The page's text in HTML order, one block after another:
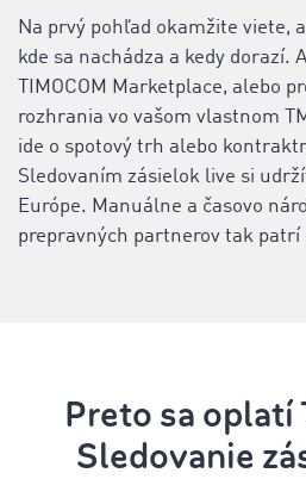
Na prvý pohľad okamžite viete,
kde sa nachádza a kedy dorazí.
TIMOCOM Marketplace, alebo
rozhrania vo vašom vlastnom
ide o spotový trh alebo
Sledovaním zásielok live si
Európe. Manuálne a časovo
prepravných partnerov tak
Preto sa oplatí
Sledovanie